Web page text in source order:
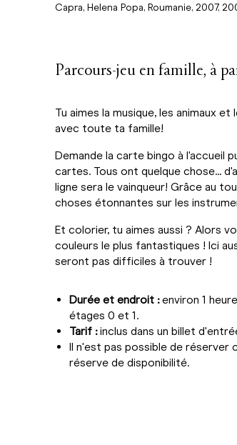
Capra, Helena Popa, Roumanie, 2007,
Parcours-jeu en famille, à
Tu aimes la musique, les animaux
avec toute ta famille!
Demande la carte bingo à l'accueil
cartes. Tous ont quelque chose...
ligne sera le vainqueur! Grâce au
choses étonnantes sur les
Et colorier, tu aimes aussi ? Alors
couleurs le plus fantastiques ! Ici
seront pas difficiles à trouver !
Durée et endroit :environ 1
étages 0 et 1.
Tarif :inclus dans un billet
Il n'est pas possible de réserver
réserve de disponibilité.